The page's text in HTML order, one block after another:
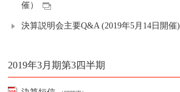
催）
決算説明会主要Q&A (2019年5月14日開催)
2019年3月期第3四半期